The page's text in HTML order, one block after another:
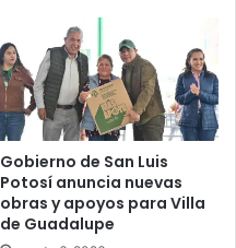
Gobierno de San Luis
Potosí anuncia nuevas
obras y apoyos para Villa
de Guadalupe